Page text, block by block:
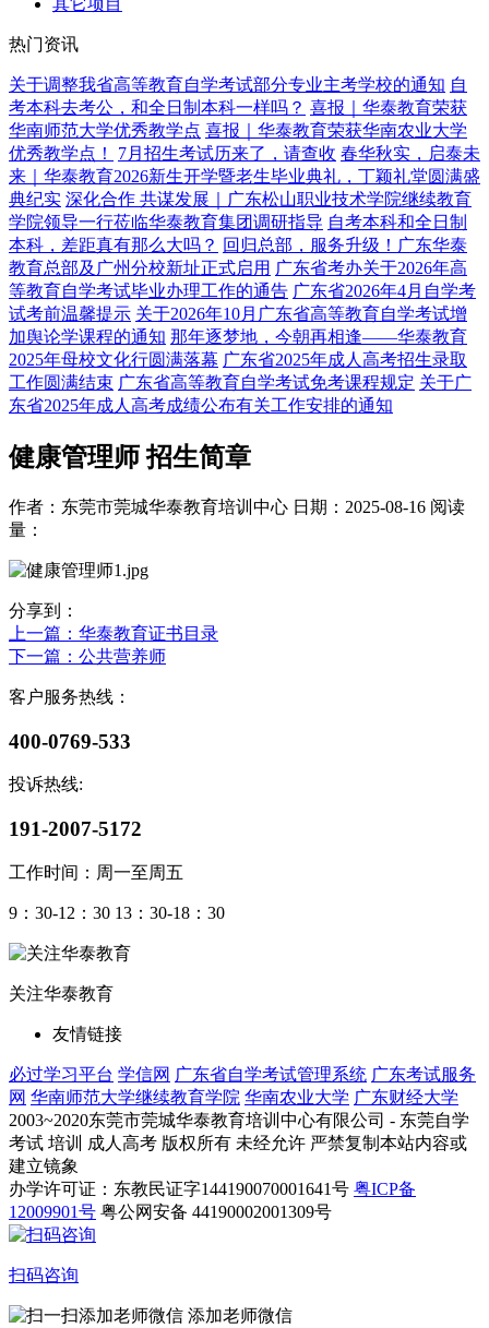
其它项目
热门资讯
关于调整我省高等教育自学考试部分专业主考学校的通知 自
考本科去考公，和全日制本科一样吗？ 喜报｜华泰教育荣获
华南师范大学优秀教学点 喜报｜华泰教育荣获华南农业大学
优秀教学点！
7月招生考试历来了，请查收 春华秋实，启泰未
来｜华泰教育2026新生开学暨老生毕业典礼，丁颖礼堂圆满盛
典纪实 深化合作 共谋发展｜广东松山职业技术学院继续教育
学院领导一行莅临华泰教育集团调研指导 自考本科和全日制
本科，差距真有那么大吗？ 回归总部，服务升级！广东华泰
教育总部及广州分校新址正式启用 广东省考办关于2026年高
等教育自学考试毕业办理工作的通告 广东省2026年4月自学考
试考前温馨提示 关于2026年10月广东省高等教育自学考试增
加舆论学课程的通知 那年逐梦地，今朝再相逢——华泰教育
2025年母校文化行圆满落幕 广东省2025年成人高考招生录取
工作圆满结束 广东省高等教育自学考试免考课程规定 关于广
东省2025年成人高考成绩公布有关工作安排的通知
健康管理师 招生简章
作者：东莞市莞城华泰教育培训中心 日期：2025-08-16 阅读
量：
分享到：
上一篇 ：华泰教育证书目录
下一篇 ：公共营养师
客户服务热线：
400-0769-533
投诉热线:
191-2007-5172
工作时间：周一至周五
9：30-12：30 13：30-18：30
关注华泰教育
友情链接
必过学习平台 学信网 广东省自学考试管理系统 广东考试服务
网 华南师范大学继续教育学院 华南农业大学 广东财经大学
2003~2020东莞市莞城华泰教育培训中心有限公司 - 东莞自学
考试 培训 成人高考 版权所有 未经允许 严禁复制本站内容或
建立镜象
办学许可证：东教民证字144190070001641号 粤ICP备
12009901号 粤公网安备 44190002001309号
扫码咨询
添加老师微信